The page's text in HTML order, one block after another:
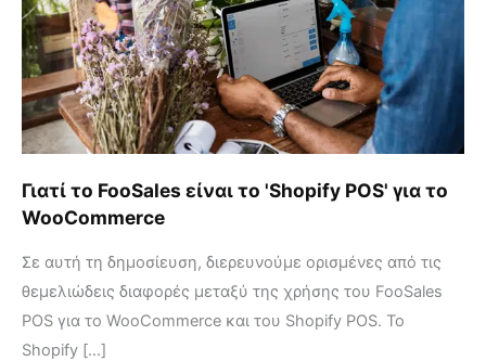
Γιατί το FooSales είναι το 'Shopify POS' για το
WooCommerce
Σε αυτή τη δημοσίευση, διερευνούμε ορισμένες από τις
θεμελιώδεις διαφορές μεταξύ της χρήσης του FooSales
POS για το WooCommerce και του Shopify POS. Το
Shopify [...]
POS'
για
το
WooCommerce